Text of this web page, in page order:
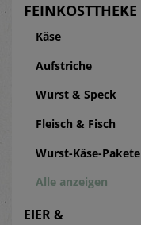
FEINKOSTTHEKE
Käse
Aufstriche
Wurst & Speck
Fleisch & Fisch
Wurst-Käse-Pakete
Alle anzeigen
EIER &